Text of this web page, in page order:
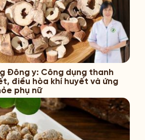
Đông y: Công dụng thanh
điều hòa khí huyết và ứng
phụ nữ